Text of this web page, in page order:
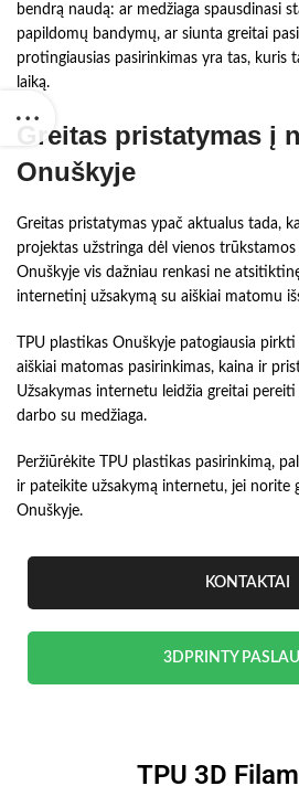
bendrą naudą: ar medžiaga spausdinasi
papildomų bandymų, ar siunta greitai
protingiausias pasirinkimas yra tas, kuris
laiką.
Greitas pristatymas į
Onuškyje
Greitas pristatymas ypač aktualus tada,
projektas užstringa dėl vienos trūkstamos
Onuškyje vis dažniau renkasi ne
internetinį užsakymą su aiškiai matomu
TPU plastikas Onuškyje patogiausia
aiškiai matomas pasirinkimas, kaina ir
Užsakymas internetu leidžia greitai
darbo su medžiaga.
Peržiūrėkite TPU plastikas pasirinkimą,
ir pateikite užsakymą internetu, jei norite
Onuškyje.
KONTAKTAI
3DPRINTY
TPU 3D